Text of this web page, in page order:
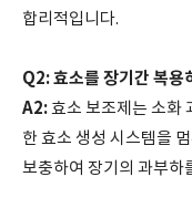
합리적입니다.
Q2: 효소를 장기간 복용
A2:효소 보조제는 소화
한 효소 생성 시스템을
보충하여 장기의 과부하